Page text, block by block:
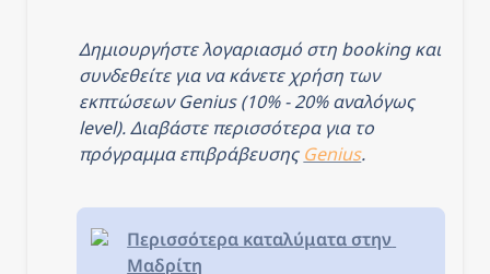
1,5χλμ.
Δημιουργήστε λογαριασμό στη booking και
συνδεθείτε για να κάνετε χρήση των
εκπτώσεων Genius (10% - 20% αναλόγως
level). Διαβάστε περισσότερα για το
πρόγραμμα επιβράβευσης Genius.
Περισσότερα καταλύματα στην
Μαδρίτη